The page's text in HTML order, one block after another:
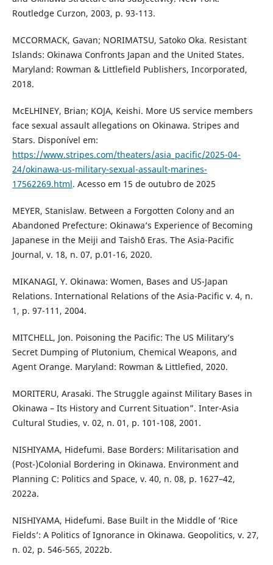
Routledge Curzon, 2003, p. 93-113.
MCCORMACK, Gavan; NORIMATSU, Satoko Oka. Resistant
Islands: Okinawa Confronts Japan and the United States.
Maryland: Rowman & Littlefield Publishers, Incorporated,
2018.
McELHINEY, Brian; KOJA, Keishi. More US service members
face sexual assault allegations on Okinawa. Stripes and
Stars. Disponível em:
https://www.stripes.com/theaters/asia_pacific/2025-04-
24/okinawa-us-military-sexual-assault-marines-
17562269.html. Acesso em 15 de outubro de 2025
MEYER, Stanislaw. Between a Forgotten Colony and an
Abandoned Prefecture: Okinawa’s Experience of Becoming
Japanese in the Meiji and Taishō Eras. The Asia-Pacific
Journal, v. 18, n. 07, p.01-16, 2020.
MIKANAGI, Y. Okinawa: Women, Bases and US-Japan
Relations. International Relations of the Asia-Pacific v. 4, n.
1, p. 97-111, 2004.
MITCHELL, Jon. Poisoning the Pacific: The US Military’s
Secret Dumping of Plutonium, Chemical Weapons, and
Agent Orange. Maryland: Rowman & Littlefied, 2020.
MORITERU, Arasaki. The Struggle against Military Bases in
Okinawa – Its History and Current Situation”. Inter-Asia
Cultural Studies, v. 02, n. 01, p. 101-108, 2001.
NISHIYAMA, Hidefumi. Base Borders: Militarisation and
(Post-)Colonial Bordering in Okinawa. Environment and
Planning C: Politics and Space, v. 40, n. 08, p. 1627–42,
2022a.
NISHIYAMA, Hidefumi. Base Built in the Middle of ‘Rice
Fields’: A Politics of Ignorance in Okinawa. Geopolitics, v. 27,
n. 02, p. 546-565, 2022b.